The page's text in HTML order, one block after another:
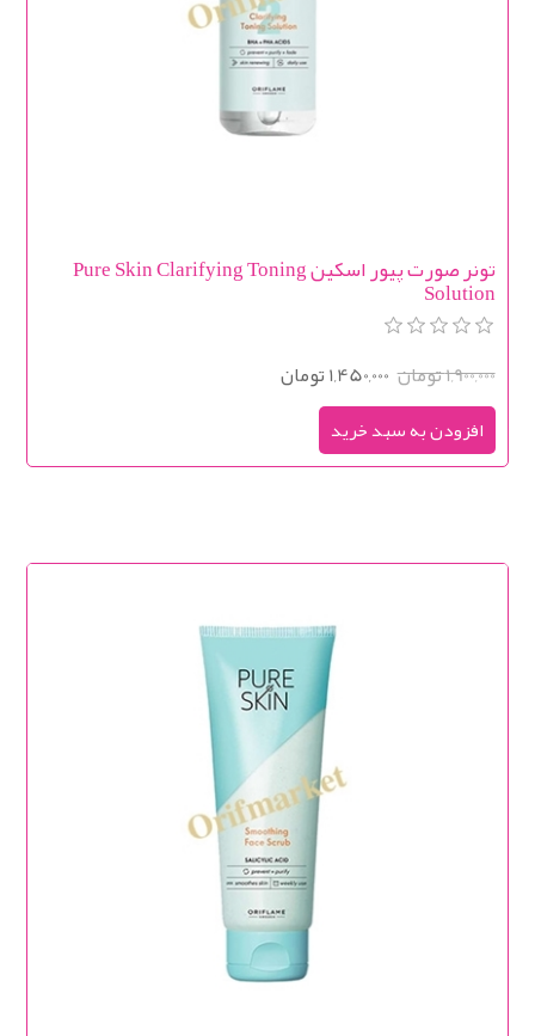
تونر صورت پیور اسکین Pure Skin Clarifying Toning
Solution
1,900,000 تومان 1,450,000 تومان